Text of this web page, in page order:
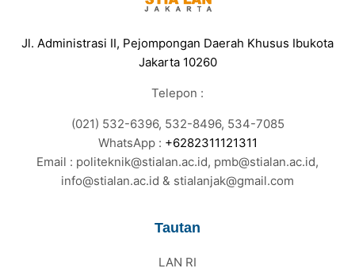
Jl. Administrasi II, Pejompongan Daerah Khusus Ibukota
Jakarta 10260
Telepon :
(021) 532-6396, 532-8496, 534-7085
WhatsApp : +6282311121311
Email : politeknik@stialan.ac.id, pmb@stialan.ac.id,
info@stialan.ac.id & stialanjak@gmail.com
Tautan
LAN RI